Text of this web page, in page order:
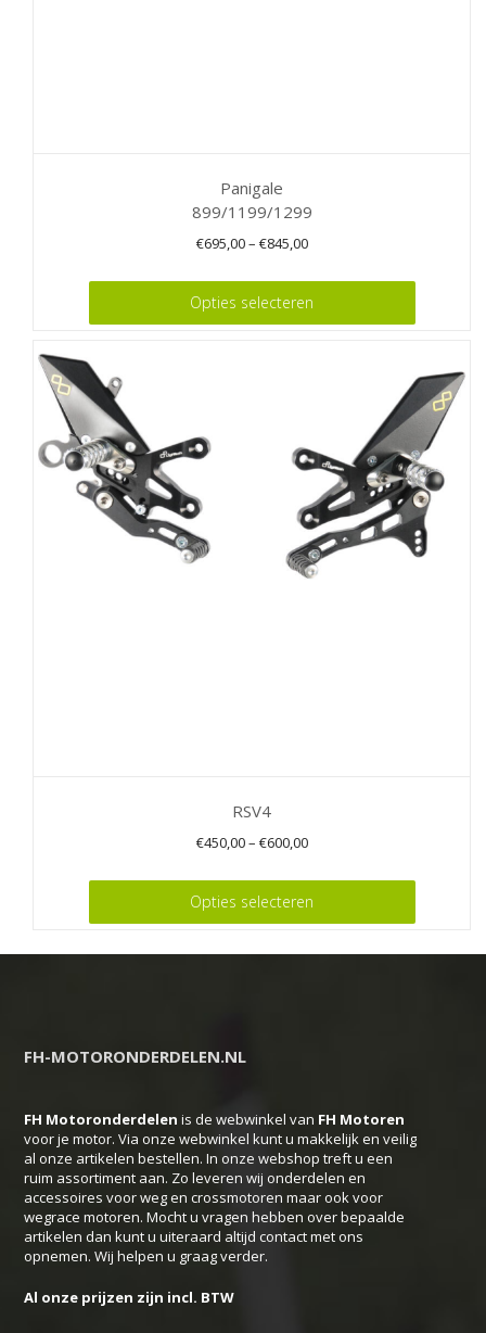
Panigale
899/1199/1299
€695,00– €845,00
Opties selecteren
heeft
meerdere
variaties.
Deze
optie
RSV4
€450,00– €600,00
Opties selecteren
heeft
optie
gekozen
worden
op
de
productpagina
FH-MOTORONDERDELEN.NL
FH Motoronderdelen is de webwinkel van FH Motoren
voor je motor. Via onze webwinkel kunt u makkelijk en veilig
al onze artikelen bestellen. In onze webshop treft u een
ruim assortiment aan. Zo leveren wij onderdelen en
accessoires voor weg en crossmotoren maar ook voor
wegrace motoren. Mocht u vragen hebben over bepaalde
artikelen dan kunt u uiteraard altijd contact met ons
opnemen. Wij helpen u graag verder.
Al onze prijzen zijn incl. BTW